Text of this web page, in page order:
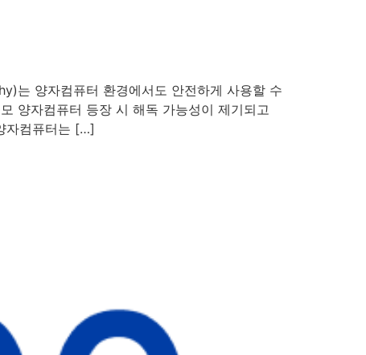
는 양자컴퓨터 환경에서도 안전하게 사용할 수
양자컴퓨터 등장 시 해독 가능성이 제기되고
자컴퓨터는 […]